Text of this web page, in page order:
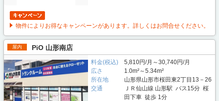
物件によりお得なキャンペーンがあります。詳しくはお問合せください。
屋内 PiO 山形南店
料金(税込)
5,810円/月～30,740円/月
広さ
1.0m²～5.34m²
所在地
山形県山形市桜田東2丁目13－26
交通
ＪＲ仙山線 山形駅 バス15分 桜
田下車 徒歩 1分